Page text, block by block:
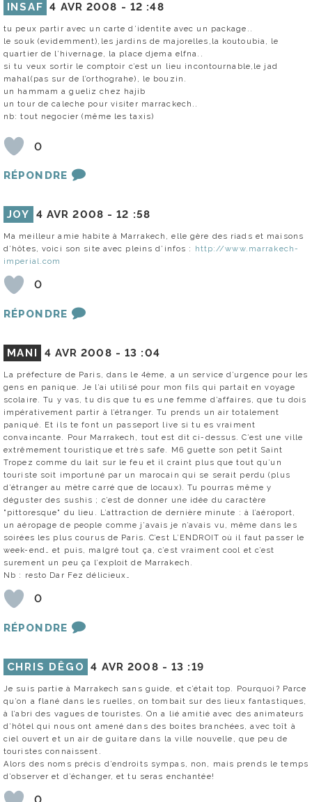
INSAF 4 AVR 2008 - 12 :48
tu peux partir avec un carte d’identite avec un package..
le souk (evidemment),les jardins de majorelles,la koutoubia, le
quartier de l’hivernage, la place djema elfna..
si tu veux sortir le comptoir c’est un lieu incontournable,le jad
mahal(pas sur de l’orthograhe), le bouzin.
un hammam a gueliz chez hajib
un tour de caleche pour visiter marrackech..
nb: tout negocier (même les taxis)
0
RÉPONDRE
JOY 4 AVR 2008 -12 :58
Ma meilleur amie habite à Marrakech, elle gère des riads et maisons
d’hôtes, voici son site avec pleins d’infos : http://www.marrakech-
imperial.com
0
RÉPONDRE
MANI 4 AVR 2008 -13 :04
La préfecture de Paris, dans le 4ème, a un service d’urgence pour les
gens en panique. Je l’ai utilisé pour mon fils qui partait en voyage
scolaire. Tu y vas, tu dis que tu es une femme d’affaires, que tu dois
impérativement partir à l’étranger. Tu prends un air totalement
paniqué. Et ils te font un passeport live si tu es vraiment
convaincante. Pour Marrakech, tout est dit ci-dessus. C’est une ville
extrêmement touristique et très safe. M6 guette son petit Saint
Tropez comme du lait sur le feu et il craint plus que tout qu’un
touriste soit importuné par un marocain qui se serait perdu (plus
d’étranger au mètre carré que de locaux). Tu pourras même y
déguster des sushis ; c’est de donner une idée du caractère
"pittoresque" du lieu. L’attraction de dernière minute : à l’aéroport,
un aéropage de people comme j’avais je n’avais vu, même dans les
soirées les plus courus de Paris. C’est L’ENDROIT où il faut passer le
week-end… et puis, malgré tout ça, c’est vraiment cool et c’est
surement un peu ça l’exploit de Marrakech.
Nb : resto Dar Fez délicieux…
0
RÉPONDRE
CHRIS DÊGO 4 AVR 2008 -13 :19
Je suis partie à Marrakech sans guide, et c’était top. Pourquoi? Parce
qu’on a flané dans les ruelles, on tombait sur des lieux fantastiques,
à l’abri des vagues de touristes. On a lié amitié avec des animateurs
d’hôtel qui nous ont amené dans des boites branchées, avec toît à
ciel ouvert et un air de guitare dans la ville nouvelle, que peu de
touristes connaissent.
Alors des noms précis d’endroits sympas, non, mais prends le temps
d’observer et d’échanger, et tu seras enchantée!